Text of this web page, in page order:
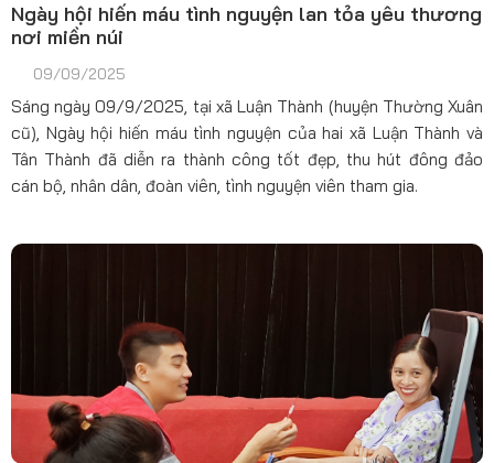
Ngày hội hiến máu tình nguyện lan tỏa yêu thương
nơi miền núi
09/09/2025
Sáng ngày 09/9/2025, tại xã Luận Thành (huyện Thường Xuân
cũ), Ngày hội hiến máu tình nguyện của hai xã Luận Thành và
Tân Thành đã diễn ra thành công tốt đẹp, thu hút đông đảo
cán bộ, nhân dân, đoàn viên, tình nguyện viên tham gia.